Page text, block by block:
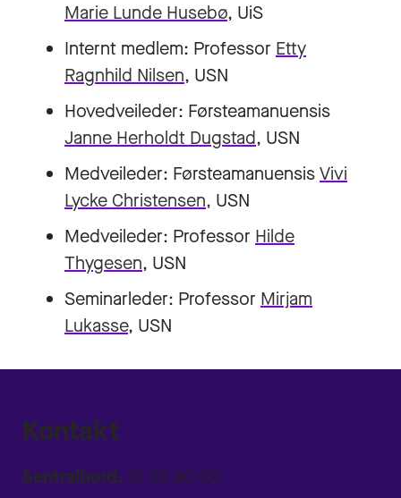
Marie Lunde Husebø, UiS
Internt medlem: Professor Etty
Ragnhild Nilsen, USN
Hovedveileder: Førsteamanuensis
Janne Herholdt Dugstad, USN
Medveileder: FørsteamanuensisVivi
Lycke Christensen, USN
Medveileder: Professor Hilde
Thygesen, USN
Seminarleder: Professor Mirjam
Lukasse, USN
Kontakt
Sentralbord: 31 00 80 00